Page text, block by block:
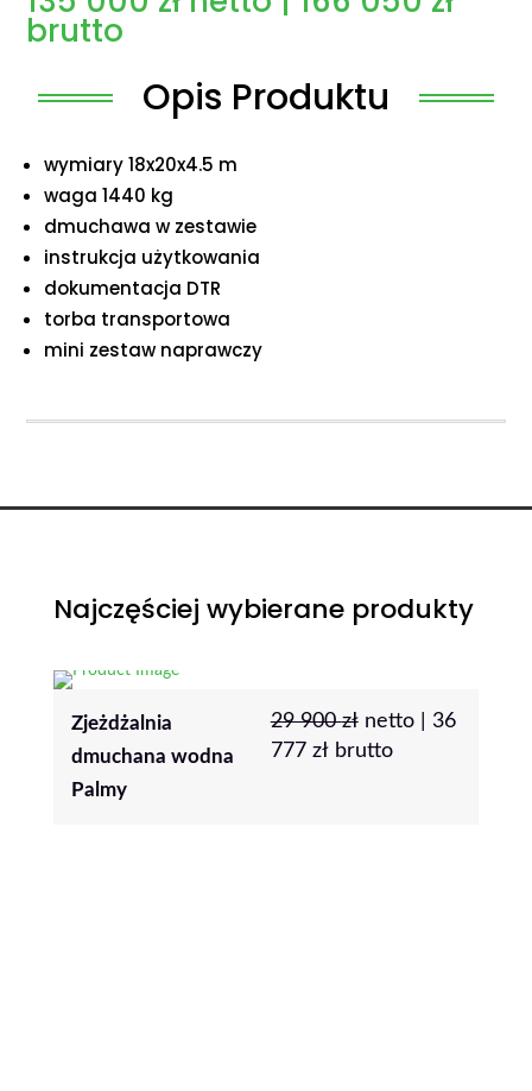
brutto
Opis Produktu
wymiary 18x20x4.5 m
waga 1440 kg
dmuchawa w zestawie
instrukcja użytkowania
dokumentacja DTR
torba transportowa
mini zestaw naprawczy
Najczęściej wybierane produkty
36